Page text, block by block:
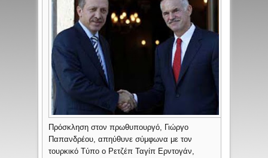
Πρόσκληση στον πρωθυπουργό, Γιώργο
Παπανδρέου, απηύθυνε σύμφωνα με τον
τουρκικό Tύπο ο Ρετζέπ Ταγίπ Ερντογάν,